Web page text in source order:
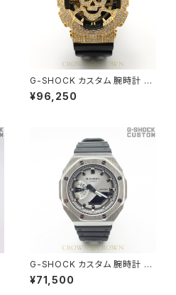
G-SHOCK カスタム 腕時計 G
A110 GB-1 GA110-086
¥96,250
G-SHOCK カスタム 腕時計 カ
シオーク GA-2100SB-1A GA2
100-037
¥71,500